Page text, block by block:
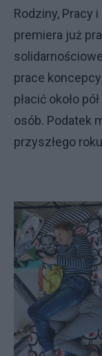
Rodziny, Pracy
premiera już
prace
płacić około
osób. Podatek
przyszłego